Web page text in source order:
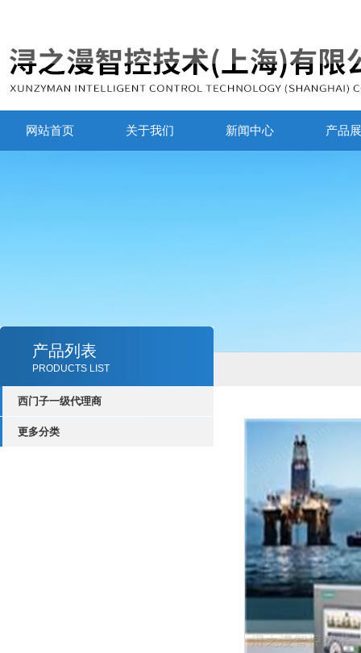
网站首页 关于我们 新闻中心 产品
产品列表
PRODUCTS LIST
西门子一级代理商
更多分类